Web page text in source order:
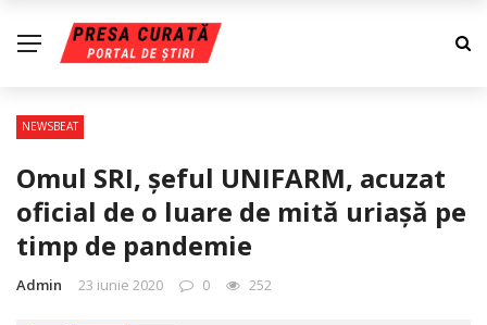
NEWSBEAT
Omul SRI, şeful UNIFARM, acuzat
oficial de o luare de mită uriaşă pe
timp de pandemie
Admin 23 iunie 2020 0 252